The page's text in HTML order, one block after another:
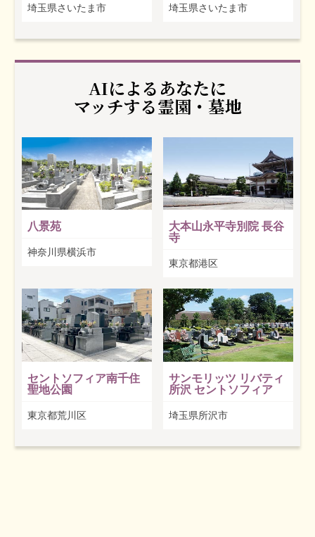
埼玉県さいたま市 埼玉県さいたま市
AIによるあなたに
マッチする霊園・墓地
八景苑
神奈川県横浜市
大本山永平寺別院 長谷
寺
東京都港区
セントソフィア南千住
聖地公園
東京都荒川区
サンモリッツ リバティ
所沢 セントソフィア
埼玉県所沢市